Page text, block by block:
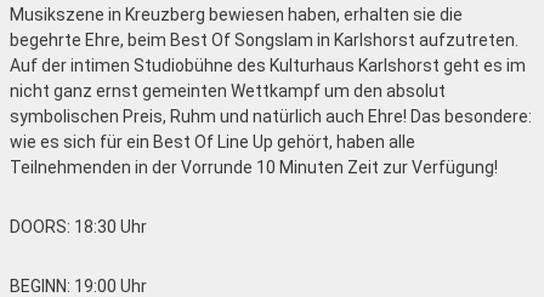
Musikszene in Kreuzberg bewiesen haben, erhalten sie die
begehrte Ehre, beim Best Of Songslam in Karlshorst aufzutreten.
Auf der intimen Studiobühne des Kulturhaus Karlshorst geht es im
nicht ganz ernst gemeinten Wettkampf um den absolut
symbolischen Preis, Ruhm und natürlich auch Ehre! Das besondere:
wie es sich für ein Best Of Line Up gehört, haben alle
Teilnehmenden in der Vorrunde 10 Minuten Zeit zur Verfügung!
DOORS: 18:30 Uhr
BEGINN: 19:00 Uhr